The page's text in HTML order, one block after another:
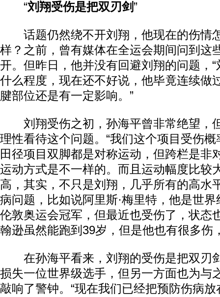
“刘翔受伤是把双刃剑”
话题仍然绕不开刘翔，他现在的伤情
样？之前，曾有媒体在全运会期间问到这
开。但昨日，他并没有回避刘翔的问题，
什么程度，现在还不好说，他毕竟连续做
腱部位还是有一定影响。”
刘翔受伤之初，孙海平曾非常绝望，
理性看待这个问题。“我们这个项目受伤
田径项目双脚都是对称运动，但跨栏是非
运动方式是不一样的。而且运动幅度比较
高，其实，不只是刘翔，几乎所有的高水
病问题，比如说阿里斯·梅里特，他是世
伦敦奥运会冠军，但最近也受伤了，状态
翰逊虽然能跑到39岁，但是他也有很多伤
在孙海平看来，刘翔的受伤是把双刃
损失一位世界级选手，但另一方面也为与
敲响了警钟。“现在我们已经把预防伤病